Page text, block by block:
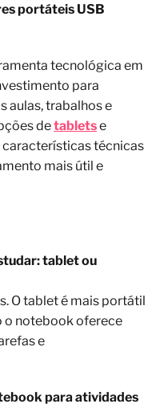
portáteis USB
tecnológica em
para
aulas, trabalhos e
detabletse
técnicas
mais útil e
tablet ou
O tablet é mais portátil
o notebook oferece
e
para atividades